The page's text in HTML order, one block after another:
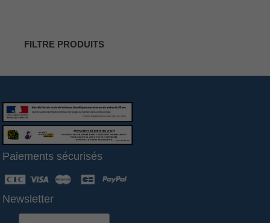
FILTRE PRODUITS
Paiements sécurisés
Newsletter